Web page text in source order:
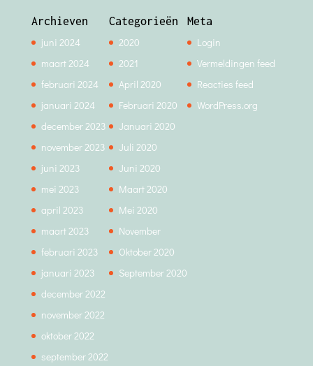
Archieven
juni 2024
maart 2024
februari 2024
januari 2024
december 2023
november 2023
juni 2023
mei 2023
april 2023
maart 2023
februari 2023
januari 2023
december 2022
november 2022
oktober 2022
september 2022
Categorieën
2020
2021
April 2020
Februari 2020
Januari 2020
Juli 2020
Juni 2020
Maart 2020
Mei 2020
November
Oktober 2020
September 2020
Meta
Login
Vermeldingen feed
Reacties feed
WordPress.org